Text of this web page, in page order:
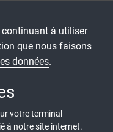
continuant à utiliser
que nous faisons
données.
votre terminal
à notre site internet.